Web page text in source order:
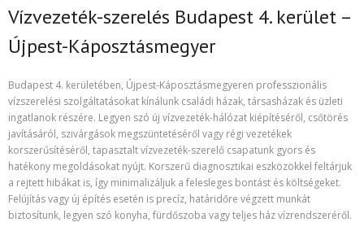
Vízvezeték-szerelés Budapest 4. kerület –
Újpest-Káposztásmegyer
Budapest 4. kerületében, Újpest-Káposztásmegyeren professzionális
vízszerelési szolgáltatásokat kínálunk családi házak, társasházak és üzleti
ingatlanok részére. Legyen szó új vízvezeték-hálózat kiépítéséről, csőtörés
javításáról, szivárgások megszüntetéséről vagy régi vezetékek
korszerűsítéséről, tapasztalt vízvezeték-szerelő csapatunk gyors és
hatékony megoldásokat nyújt. Korszerű diagnosztikai eszközökkel feltárjuk
a rejtett hibákat is, így minimalizáljuk a felesleges bontást és költségeket.
Felújítás vagy új építés esetén is precíz, határidőre végzett munkát
biztosítunk, legyen szó konyha, fürdőszoba vagy teljes ház vízrendszeréről.